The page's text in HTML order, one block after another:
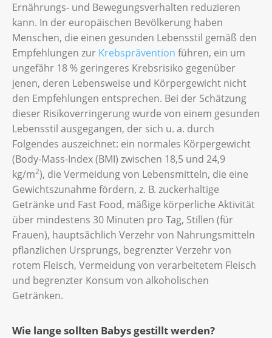
Ernährungs- und Bewegungsverhalten reduzieren
kann. In der europäischen Bevölkerung haben
Menschen, die einen gesunden Lebensstil gemäß den
Empfehlungen zur Krebsprävention führen, ein um
ungefähr 18 % geringeres Krebsrisiko gegenüber
jenen, deren Lebensweise und Körpergewicht nicht
den Empfehlungen entsprechen. Bei der Schätzung
dieser Risikoverringerung wurde von einem gesunden
Lebensstil ausgegangen, der sich u. a. durch
Folgendes auszeichnet: ein normales Körpergewicht
(Body-Mass-Index (BMI) zwischen 18,5 und 24,9
kg/m2), die Vermeidung von Lebensmitteln, die eine
Gewichtszunahme fördern, z. B. zuckerhaltige
Getränke und Fast Food, mäßige körperliche Aktivität
über mindestens 30 Minuten pro Tag, Stillen (für
Frauen), hauptsächlich Verzehr von Nahrungsmitteln
pflanzlichen Ursprungs, begrenzter Verzehr von
rotem Fleisch, Vermeidung von verarbeitetem Fleisch
und begrenzter Konsum von alkoholischen
Getränken.
Wie lange sollten Babys gestillt werden?